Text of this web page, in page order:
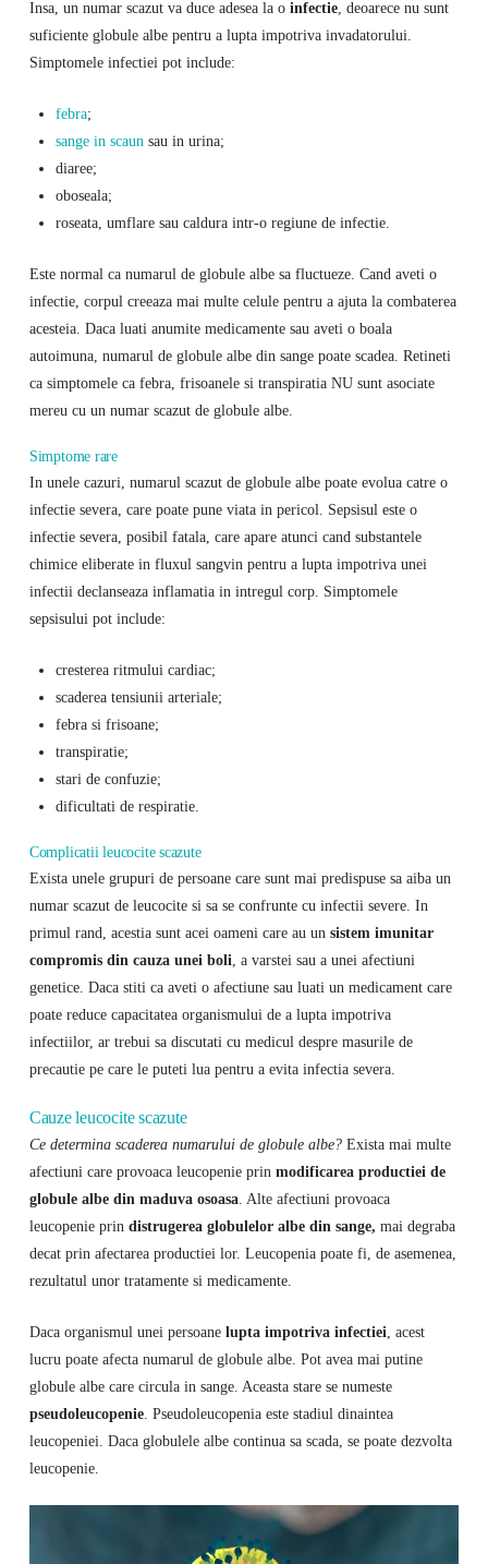
Insa, un numar scazut va duce adesea la o infectie, deoarece nu sunt
suficiente globule albe pentru a lupta impotriva invadatorului.
Simptomele infectiei pot include:
febra;
sange in scaun sau in urina;
diaree;
oboseala;
roseata, umflare sau caldura intr-o regiune de infectie.
Este normal ca numarul de globule albe sa fluctueze. Cand aveti o
infectie, corpul creeaza mai multe celule pentru a ajuta la combaterea
acesteia. Daca luati anumite medicamente sau aveti o boala
autoimuna, numarul de globule albe din sange poate scadea. Retineti
ca simptomele ca febra, frisoanele si transpiratia NU sunt asociate
mereu cu un numar scazut de globule albe.
Simptome rare
In unele cazuri, numarul scazut de globule albe poate evolua catre o
infectie severa, care poate pune viata in pericol. Sepsisul este o
infectie severa, posibil fatala, care apare atunci cand substantele
chimice eliberate in fluxul sangvin pentru a lupta impotriva unei
infectii declanseaza inflamatia in intregul corp. Simptomele
sepsisului pot include:
cresterea ritmului cardiac;
scaderea tensiunii arteriale;
febra si frisoane;
transpiratie;
stari de confuzie;
dificultati de respiratie.
Complicatii leucocite scazute
Exista unele grupuri de persoane care sunt mai predispuse sa aiba un
numar scazut de leucocite si sa se confrunte cu infectii severe. In
primul rand, acestia sunt acei oameni care au un sistem imunitar
compromis din cauza unei boli , a varstei sau a unei afectiuni
genetice. Daca stiti ca aveti o afectiune sau luati un medicament care
poate reduce capacitatea organismului de a lupta impotriva
infectiilor, ar trebui sa discutati cu medicul despre masurile de
precautie pe care le puteti lua pentru a evita infectia severa.
Cauze leucocite scazute
Ce determina scaderea numarului de globule albe?Exista mai multe
afectiuni care provoaca leucopenie prin modificarea productiei de
globule albe din maduva osoasa. Alte afectiuni provoaca
leucopenie prin distrugerea globulelor albe din sange, mai degraba
decat prin afectarea productiei lor. Leucopenia poate fi, de asemenea,
rezultatul unor tratamente si medicamente.
Daca organismul unei persoanelupta impotriva infectiei , acest
lucru poate afecta numarul de globule albe. Pot avea mai putine
globule albe care circula in sange. Aceasta stare se numeste
pseudoleucopenie. Pseudoleucopenia este stadiul dinaintea
leucopeniei. Daca globulele albe continua sa scada, se poate dezvolta
leucopenie.